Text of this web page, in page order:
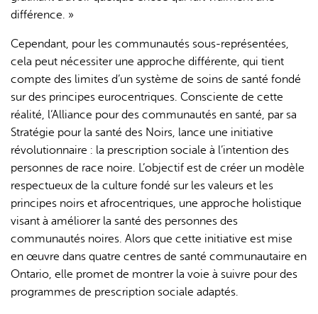
différence. »
Cependant, pour les communautés sous-représentées,
cela peut nécessiter une approche différente, qui tient
compte des limites d’un système de soins de santé fondé
sur des principes eurocentriques. Consciente de cette
réalité, l’Alliance pour des communautés en santé, par sa
Stratégie pour la santé des Noirs, lance une initiative
révolutionnaire : la prescription sociale à l’intention des
personnes de race noire. L’objectif est de créer un modèle
respectueux de la culture fondé sur les valeurs et les
principes noirs et afrocentriques, une approche holistique
visant à améliorer la santé des personnes des
communautés noires. Alors que cette initiative est mise
en œuvre dans quatre centres de santé communautaire en
Ontario, elle promet de montrer la voie à suivre pour des
programmes de prescription sociale adaptés.